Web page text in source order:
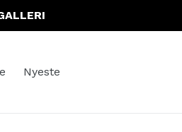
Nyeste